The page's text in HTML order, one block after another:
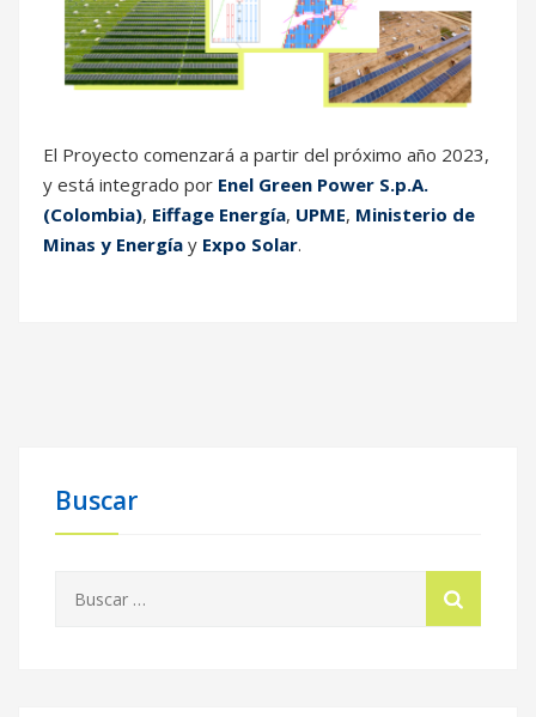
El Proyecto comenzará a partir del próximo año 2023,
y está integrado por Enel Green Power S.p.A.
(Colombia), Eiffage Energía, UPME, Ministerio de
Minas y Energía y Expo Solar.
Buscar